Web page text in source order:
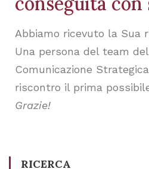
Abbiamo ricevuto la Sua
Una persona del team
Comunicazione
riscontro il prima
Grazie!
RICERCA